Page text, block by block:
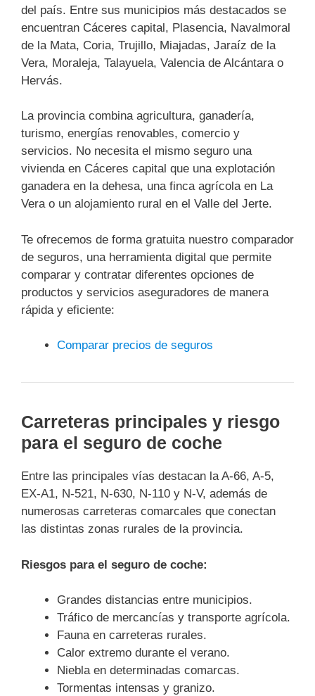
del país. Entre sus municipios más destacados se
encuentran Cáceres capital, Plasencia, Navalmoral
de la Mata, Coria, Trujillo, Miajadas, Jaraíz de la
Vera, Moraleja, Talayuela, Valencia de Alcántara o
Hervás.
La provincia combina agricultura, ganadería,
turismo, energías renovables, comercio y
servicios. No necesita el mismo seguro una
vivienda en Cáceres capital que una explotación
ganadera en la dehesa, una finca agrícola en La
Vera o un alojamiento rural en el Valle del Jerte.
Te ofrecemos de forma gratuita nuestro comparador
de seguros, una herramienta digital que permite
comparar y contratar diferentes opciones de
productos y servicios aseguradores de manera
rápida y eficiente:
Comparar precios de seguros
Carreteras principales y riesgo
para el seguro de coche
Entre las principales vías destacan la A-66, A-5,
EX-A1, N-521, N-630, N-110 y N-V, además de
numerosas carreteras comarcales que conectan
las distintas zonas rurales de la provincia.
Riesgos para el seguro de coche:
Grandes distancias entre municipios.
Tráfico de mercancías y transporte agrícola.
Fauna en carreteras rurales.
Calor extremo durante el verano.
Niebla en determinadas comarcas.
Tormentas intensas y granizo.